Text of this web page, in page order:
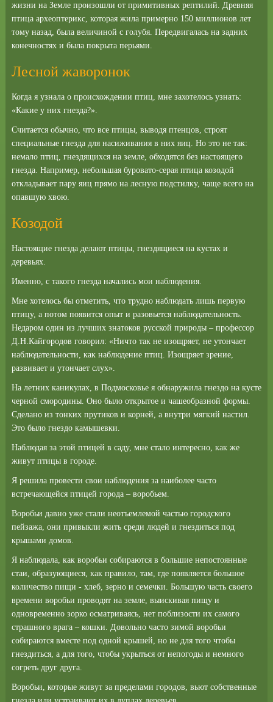
жизни на Земле произошли от примитивных рептилий. Древняя
птица археоптерикс, которая жила примерно 150 миллионов лет
тому назад, была величиной с голубя. Передвигалась на задних
конечностях и была покрыта перьями.
Лесной жаворонок
Когда я узнала о происхождении птиц, мне захотелось узнать:
«Какие у них гнезда?».
Считается обычно, что все птицы, выводя птенцов, строят
специальные гнезда для насиживания в них яиц. Но это не так:
немало птиц, гнездящихся на земле, обходятся без настоящего
гнезда. Например, небольшая буровато-серая птица козодой
откладывает пару яиц прямо на лесную подстилку, чаще всего на
опавшую хвою.
Козодой
Настоящие гнезда делают птицы, гнездящиеся на кустах и
деревьях.
Именно, с такого гнезда начались мои наблюдения.
Мне хотелось бы отметить, что трудно наблюдать лишь первую
птицу, а потом появится опыт и разовьется наблюдательность.
Недаром один из лучших знатоков русской природы – профессор
Д.Н.Кайгородов говорил: «Ничто так не изощряет, не утончает
наблюдательности, как наблюдение птиц. Изощряет зрение,
развивает и утончает слух».
На летних каникулах, в Подмосковье я обнаружила гнездо на кусте
черной смородины. Оно было открытое и чашеобразной формы.
Сделано из тонких прутиков и корней, а внутри мягкий настил.
Это было гнездо камышевки.
Наблюдая за этой птицей в саду, мне стало интересно, как же
живут птицы в городе.
Я решила провести свои наблюдения за наиболее часто
встречающейся птицей города – воробьем.
Воробьи давно уже стали неотъемлемой частью городского
пейзажа, они привыкли жить среди людей и гнездиться под
крышами домов.
Я наблюдала, как воробьи собираются в большие непостоянные
стаи, образующиеся, как правило, там, где появляется большое
количество пищи - хлеб, зерно и семечки. Большую часть своего
времени воробьи проводят на земле, выискивая пищу и
одновременно зорко осматриваясь, нет поблизости их самого
страшного врага – кошки. Довольно часто зимой воробьи
собираются вместе под одной крышей, но не для того чтобы
гнездиться, а для того, чтобы укрыться от непогоды и немного
согреть друг друга.
Воробьи, которые живут за пределами городов, вьют собственные